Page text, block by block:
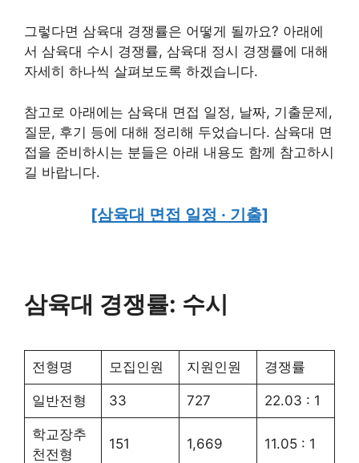
그렇다면 삼육대 경쟁률은 어떻게 될까요? 아래에
서 삼육대 수시 경쟁률, 삼육대 정시 경쟁률에 대해
자세히 하나씩 살펴보도록 하겠습니다.
참고로 아래에는 삼육대 면접 일정, 날짜, 기출문제,
질문, 후기 등에 대해 정리해 두었습니다. 삼육대 면
접을 준비하시는 분들은 아래 내용도 함께 참고하시
길 바랍니다.
[삼육대 면접 일정 · 기출]
삼육대 경쟁률: 수시
전형명 모집인원 지원인원 경쟁률
일반전형 33 727 22.03 : 1
학교장추
천전형
151 1,669 11.05 : 1